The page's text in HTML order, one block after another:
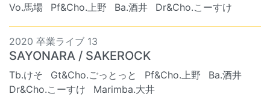
Vo.馬場 Pf&Cho.上野 Ba.酒井 Dr&Cho.こーすけ
2020 卒業ライブ 13
SAYONARA / SAKEROCK
Tb.けそ Gt&Cho.ごっとっと Pf&Cho.上野
Ba.酒井
Dr&Cho.こーすけ
Marimba.大井